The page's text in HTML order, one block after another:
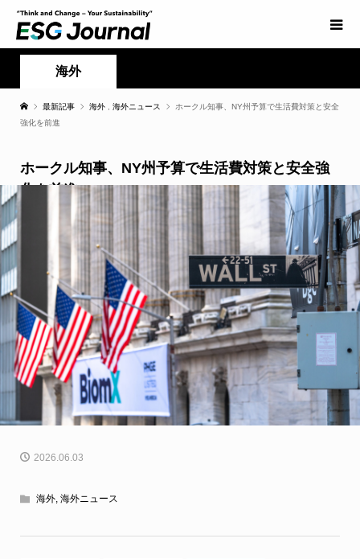
海外
最新記事 海外 海外ニュース
ホークル知事、NY州予算で生活費対策と安全
強化を前進
ホークル知事、NY州予算で生活費対策と安全強
化を前進
2026.06.03
海外, 海外ニュース